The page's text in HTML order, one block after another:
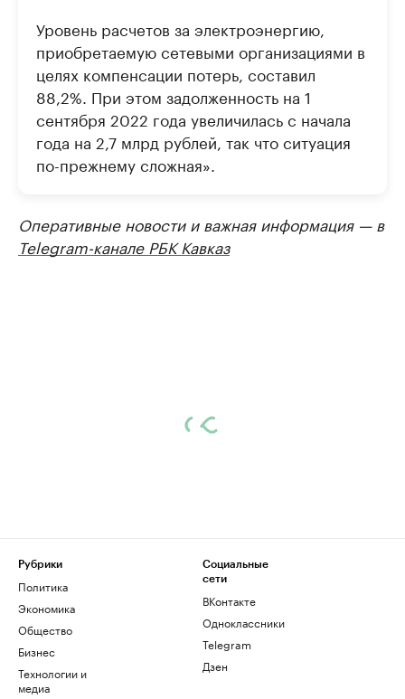
Уровень расчетов за электроэнергию,
приобретаемую сетевыми организациями в
целях компенсации потерь, составил
88,2%. При этом задолженность на 1
сентября 2022 года увеличилась с начала
года на 2,7 млрд рублей, так что ситуация
по-прежнему сложная».
Оперативные новости и важная информация — в
Telegram-канале РБК Кавказ
Рубрики
Политика
Экономика
Общество
Бизнес
Технологии и
медиа
Социальные
сети
ВКонтакте
Одноклассники
Telegram
Дзен